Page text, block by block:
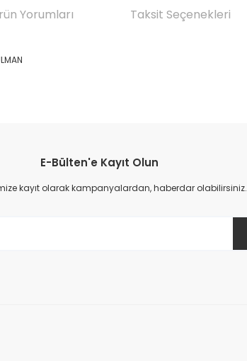
Yorumları Taksit Seçenekleri
veya görüntülenemiyor.
bilgiler bulunuyor.
E-Bülten'e Kayıt Olun
kayıt olarak kampanyalardan, haberdar olabilirsiniz.